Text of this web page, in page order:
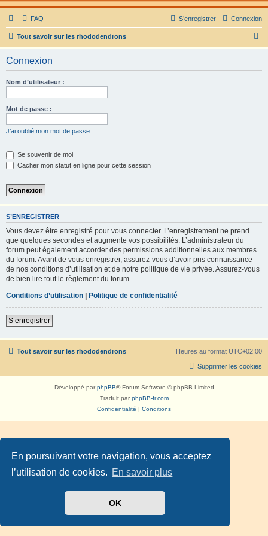
En poursuivant votre navigation, vous acceptez
l’utilisation de cookies. En savoir plus
OK
FAQ Connexion
S’enregistrer
Tout savoir sur les rhododendrons
Connexion
Nom d’utilisateur :
Mot de passe :
J’ai oublié mon mot de passe
Se souvenir de moi
Cacher mon statut en ligne pour cette session
S’ENREGISTRER
Vous devez être enregistré pour vous connecter. L’enregistrement ne prend
que quelques secondes et augmente vos possibilités. L’administrateur du
forum peut également accorder des permissions additionnelles aux membres
du forum. Avant de vous enregistrer, assurez-vous d’avoir pris connaissance
de nos conditions d’utilisation et de notre politique de vie privée. Assurez-vous
de bien lire tout le règlement du forum.
Conditions d’utilisation | Politique de confidentialité
S’enregistrer
Tout savoir sur les rhododendrons Heures au format UTC+02:00
Supprimer les cookies
Développé parphpBB® Forum Software © phpBB Limited
Traduit parphpBB-fr.com
Confidentialité | Conditions